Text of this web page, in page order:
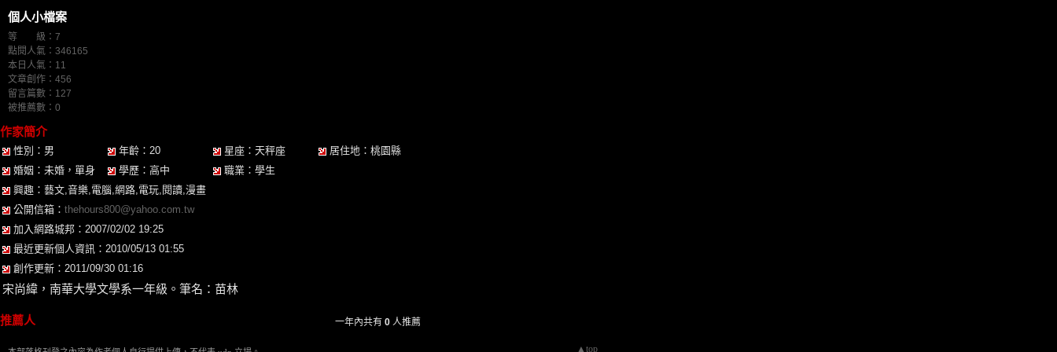
個人小檔案
等 級：7
點閱人氣：346165
本日人氣：11
文章創作：456
留言篇數：127
被推薦數： 0
作家簡介
性別：男 年齡：20 星座：天秤座
居住地：桃園縣
婚姻：未婚，單身
學歷：高中
職業：學生
興趣：藝文,音樂,電腦,網路,電玩,閱讀,漫畫
公開信箱： thehours800@yahoo.com.tw
加入網路城邦：2007/02/02 19:25
最近更新個人資訊：2010/05/13 01:55
創作更新：2011/09/30 01:16
宋尚緯，南華大學文學系一年級。筆名：苗林
推薦人 一年內共有 0 人推薦
▲top